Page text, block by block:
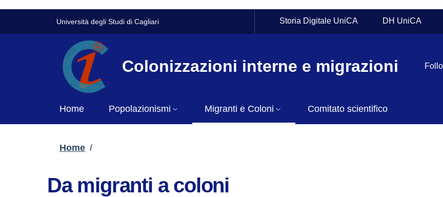
Università degli Studi di CagliariSlim top Storia Digitale UniCA DH UniCA
Colonizzazioni interne e migrazioni
Home Popolazionismi Migranti e Coloni Comitato scientifico
Breadcrumb
Home /
Da migranti a coloni